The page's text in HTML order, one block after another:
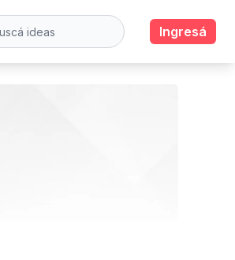
Ingresá